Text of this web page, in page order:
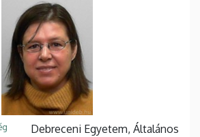
Debreceni Egyetem, Általános